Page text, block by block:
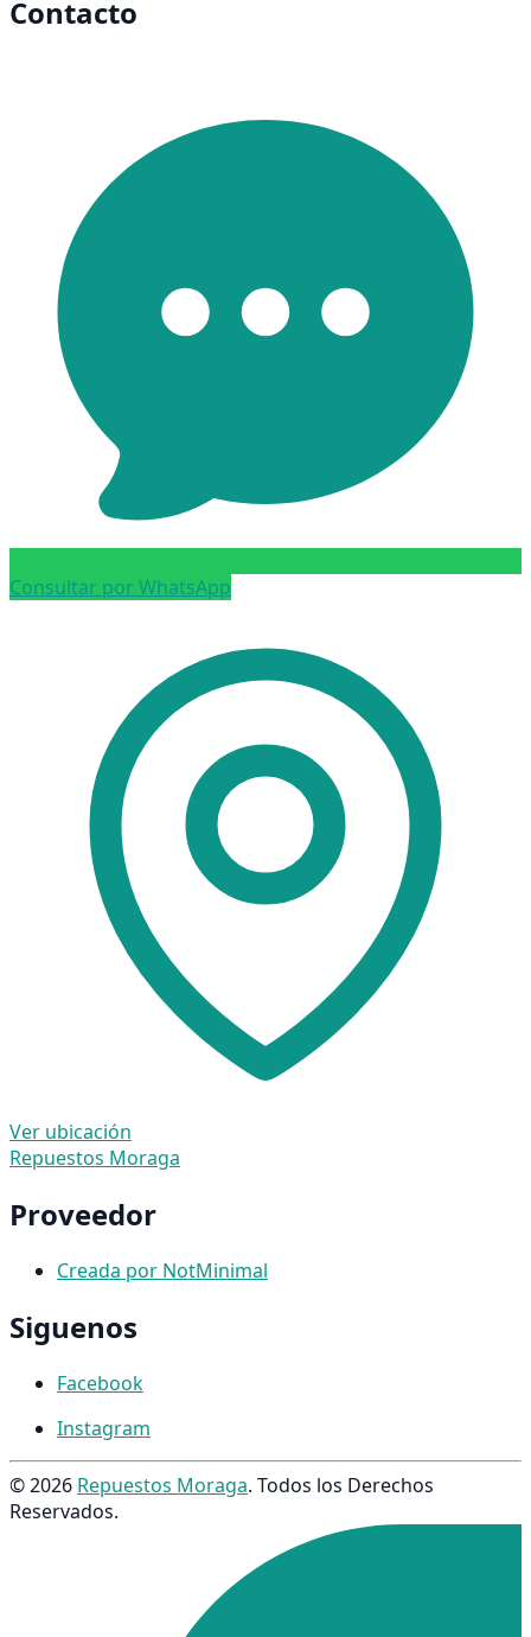
Contacto
Consultar por WhatsApp
Ver ubicación
Repuestos Moraga
Proveedor
Creada por NotMinimal
Siguenos
Facebook
Instagram
© 2026 Repuestos Moraga. Todos los Derechos
Reservados.